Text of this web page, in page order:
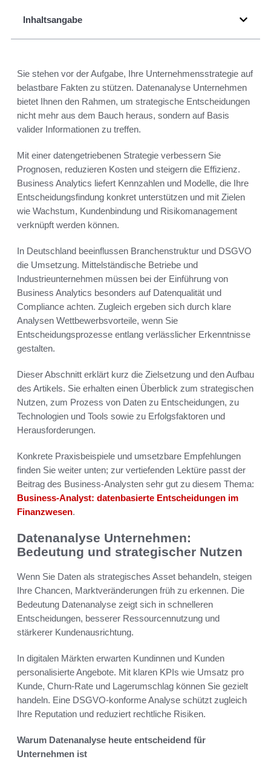
Inhaltsangabe
Sie stehen vor der Aufgabe, Ihre Unternehmensstrategie auf
belastbare Fakten zu stützen. Datenanalyse Unternehmen
bietet Ihnen den Rahmen, um strategische Entscheidungen
nicht mehr aus dem Bauch heraus, sondern auf Basis
valider Informationen zu treffen.
Mit einer datengetriebenen Strategie verbessern Sie
Prognosen, reduzieren Kosten und steigern die Effizienz.
Business Analytics liefert Kennzahlen und Modelle, die Ihre
Entscheidungsfindung konkret unterstützen und mit Zielen
wie Wachstum, Kundenbindung und Risikomanagement
verknüpft werden können.
In Deutschland beeinflussen Branchenstruktur und DSGVO
die Umsetzung. Mittelständische Betriebe und
Industrieunternehmen müssen bei der Einführung von
Business Analytics besonders auf Datenqualität und
Compliance achten. Zugleich ergeben sich durch klare
Analysen Wettbewerbsvorteile, wenn Sie
Entscheidungsprozesse entlang verlässlicher Erkenntnisse
gestalten.
Dieser Abschnitt erklärt kurz die Zielsetzung und den Aufbau
des Artikels. Sie erhalten einen Überblick zum strategischen
Nutzen, zum Prozess von Daten zu Entscheidungen, zu
Technologien und Tools sowie zu Erfolgsfaktoren und
Herausforderungen.
Konkrete Praxisbeispiele und umsetzbare Empfehlungen
finden Sie weiter unten; zur vertiefenden Lektüre passt der
Beitrag des Business-Analysten sehr gut zu diesem Thema:
Business-Analyst: datenbasierte Entscheidungen im
Finanzwesen.
Datenanalyse Unternehmen:
Bedeutung und strategischer Nutzen
Wenn Sie Daten als strategisches Asset behandeln, steigen
Ihre Chancen, Marktveränderungen früh zu erkennen. Die
Bedeutung Datenanalyse zeigt sich in schnelleren
Entscheidungen, besserer Ressourcennutzung und
stärkerer Kundenausrichtung.
In digitalen Märkten erwarten Kundinnen und Kunden
personalisierte Angebote. Mit klaren KPIs wie Umsatz pro
Kunde, Churn-Rate und Lagerumschlag können Sie gezielt
handeln. Eine DSGVO-konforme Analyse schützt zugleich
Ihre Reputation und reduziert rechtliche Risiken.
Warum Datenanalyse heute entscheidend für
Unternehmen ist